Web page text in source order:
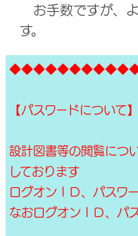
お手数ですが、
す。
【パスワードについて】
設計図書等の閲覧につ
しております
ログオンＩＤ、パスワ
なおログオンＩＤ、パ